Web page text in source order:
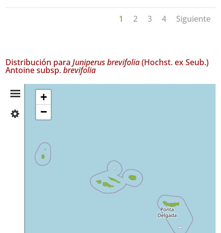
1 2 3 4 Siguiente
Distribución paraJuniperus brevifolia(Hochst. ex Seub.)
Antoine subsp.brevifolia
Resumen
Flores
Corvo
+
−